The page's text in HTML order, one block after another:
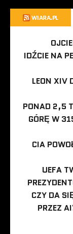
WIARA.PL
IDŹCIE NA
LEON XIV
PONAD 2,5
GÓRĘ W
CIA
UEFA
CZY DA
PRZEZ